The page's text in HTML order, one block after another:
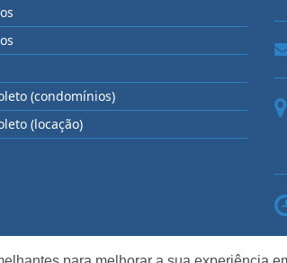
(condomínios)
(locação)